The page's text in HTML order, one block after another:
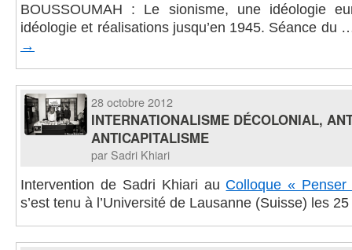
BOUSSOUMAH : Le sionisme, une idéologie
idéologie et réalisations jusqu’en 1945. Séance du
→
28 octobre 2012
INTERNATIONALISME DÉCOLONIAL,
ANTICAPITALISME
par Sadri Khiari
Intervention de Sadri Khiari au Colloque « Penser
s’est tenu à l’Université de Lausanne (Suisse) les